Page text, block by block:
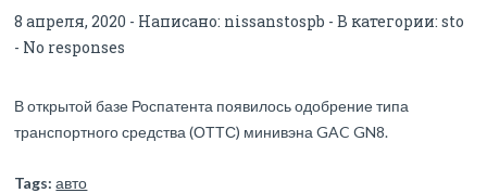
8 апреля, 2020 - Написано: nissanstospb - В категории:sto
- No responses
В открытой базе Роспатента появилось одобрение типа
транспортного средства (ОТТС) минивэна GAC GN8.
Tags: авто